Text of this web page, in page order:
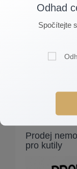
Souhlasím
E-book
Prodej
pro kutily
Odhad
Spočítejte